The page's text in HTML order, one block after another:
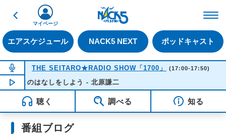
戻る
エアスケジュール NACK5 NEXT ポッドキャスト
マイページ
NOW ON AIR
THE SEITARO★RADIO SHOW「1700」 (17:00-17:50)
NOW PLAYING 17:19
とのはなしをしよう - 北原謙二
聴く 調べる 知る
番組ブログ